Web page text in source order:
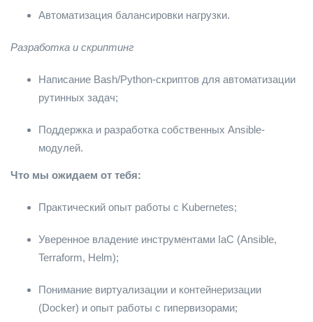
Автоматизация балансировки нагрузки.
Разработка и скриптинг
Написание Bash/Python-скриптов для автоматизации
рутинных задач;
Поддержка и разработка собственных Ansible-
модулей.
Что мы ожидаем от тебя:
Практический опыт работы с Kubernetes;
Уверенное владение инструментами IaC (Ansible,
Terraform, Helm);
Понимание виртуализации и контейнеризации
(Docker) и опыт работы с гипервизорами;